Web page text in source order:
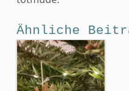
Ähnliche